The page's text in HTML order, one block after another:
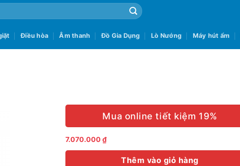
Điều hòa Âm thanh Đồ Gia Dụng Lò Nướng Máy hút ẩm
Mua online tiết kiệm 19%
7.070.000 ₫
Thêm vào giỏ hàng